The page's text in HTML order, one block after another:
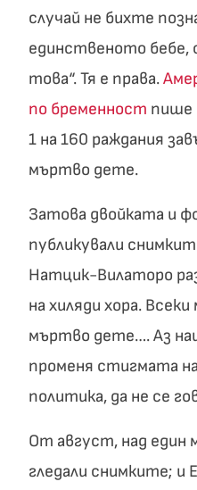
случай не бихте
единственото бебе,
това“. Тя е права.
по бременност пише
1 на 160 раждания
мъртво дете.
Затова двойката и
публикували
Натцик-Вилаторо
на хиляди хора.
мъртво дете…. Аз
променя стигмата
политика, да не се
От август, над един
гледали снимките; и